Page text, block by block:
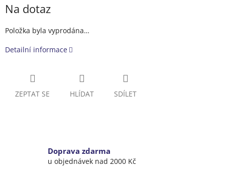
cena:
Na dotaz
Položka byla vyprodána…
Detailní informace
ZEPTAT SE HLÍDAT SDÍLET
Doprava zdarma
u objednávek nad 2000 Kč